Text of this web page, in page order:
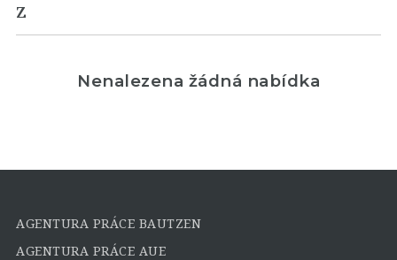
Z
Nenalezena žádná nabídka
AGENTURA PRÁCE BAUTZEN
AGENTURA PRÁCE AUE